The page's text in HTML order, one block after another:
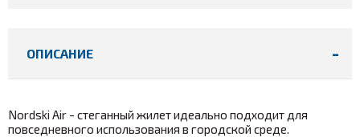
ОПИСАНИЕ
Nordski Air - стеганный жилетидеально подходит для
повседневного использования в городской среде.